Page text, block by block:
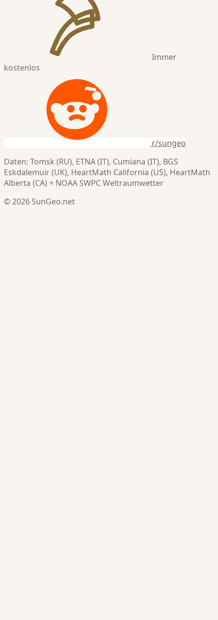
Immer
kostenlos
r/sungeo
Daten: Tomsk (RU), ETNA (IT), Cumiana (IT), BGS
Eskdalemuir (UK), HeartMath California (US), HeartMath
Alberta (CA) + NOAA SWPC Weltraumwetter
© 2026 SunGeo.net